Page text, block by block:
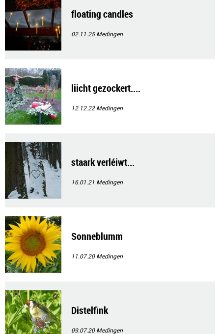
floating candles
02.11.25Medingen
liicht gezockert....
12.12.22Medingen
staark verléiwt...
16.01.21 Medingen
Sonneblumm
11.07.20Medingen
Distelfink
09.07.20Medingen